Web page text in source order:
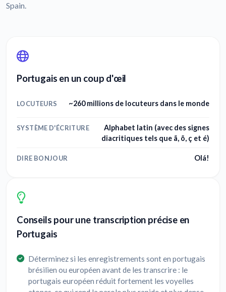
Spain.
Portugais en un coup d'œil
LOCUTEURS ~260 millions de locuteurs dans le monde
SYSTÈME D'ÉCRITURE
Alphabet latin (avec des signes
diacritiques tels que ã, õ, ç et é)
DIRE BONJOUR Olá!
Conseils pour une transcription précise en
Portugais
Déterminez si les enregistrements sont en portugais
brésilien ou européen avant de les transcrire : le
portugais européen réduit fortement les voyelles